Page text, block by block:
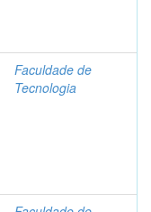
Faculdade de
Tecnologia